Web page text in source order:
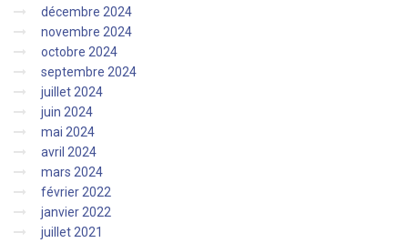
décembre 2024
novembre 2024
octobre 2024
septembre 2024
juillet 2024
juin 2024
mai 2024
avril 2024
mars 2024
février 2022
janvier 2022
juillet 2021